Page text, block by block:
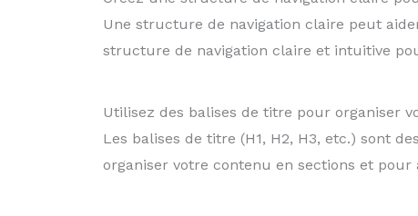
Une structure de navigation claire peut
structure de navigation claire et intuitive
Utilisez des balises de titre pour organiser
Les balises de titre (H1, H2, H3, etc.) sont
organiser votre contenu en sections et